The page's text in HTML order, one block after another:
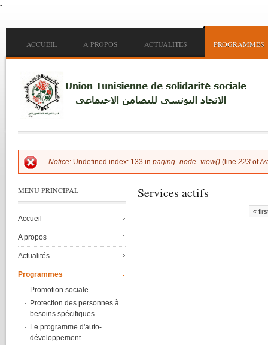
-
Main menu
ACCUEIL A PROPOS ACTUALITÉS PROGRAMMES
Error message
Notice: Undefined index: 133 in paging_node_view() (line 223 of/
Services actifs
«
MENU PRINCIPAL
Accueil
A propos
Actualités
Programmes
Promotion sociale
Protection des personnes à
besoins spécifiques
Le programme d'auto-
développement